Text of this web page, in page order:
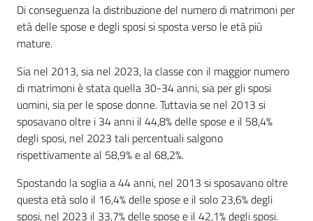
Di conseguenza la distribuzione del numero di matrimoni per
età delle spose e degli sposi si sposta verso le età più
mature.
Sia nel 2013, sia nel 2023, la classe con il maggior numero
di matrimoni è stata quella 30-34 anni, sia per gli sposi
uomini, sia per le spose donne. Tuttavia se nel 2013 si
sposavano oltre i 34 anni il 44,8% delle spose e il 58,4%
degli sposi, nel 2023 tali percentuali salgono
rispettivamente al 58,9% e al 68,2%.
Spostando la soglia a 44 anni, nel 2013 si sposavano oltre
questa età solo il 16,4% delle spose e il solo 23,6% degli
sposi, nel 2023 il 33,7% delle spose e il 42,1% degli sposi.